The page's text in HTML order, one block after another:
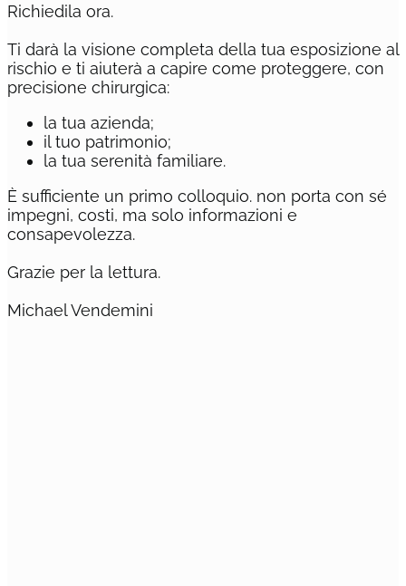
Richiedila ora.
Ti darà la visione completa della tua esposizione al
rischio e ti aiuterà a capire come proteggere, con
precisione chirurgica:
la tua azienda;
il tuo patrimonio;
la tua serenità familiare.
È sufficiente un primo colloquio. non porta con sé
impegni, costi, ma solo informazioni e
consapevolezza.
Grazie per la lettura.
Michael Vendemini